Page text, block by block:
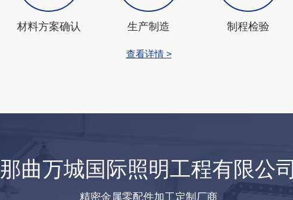
材料方案确认 生产制造 制程检验
查看详情 >
那曲万城国际照明工程有限公司
精密金属零配件加工定制厂商